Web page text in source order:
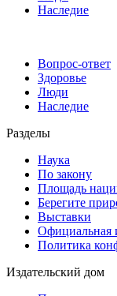
Наследие
Вопрос-ответ
Здоровье
Люди
Наследие
Разделы
Наука
По закону
Площадь
Берегите
Выставки
Официальная
Политика
Издательский дом